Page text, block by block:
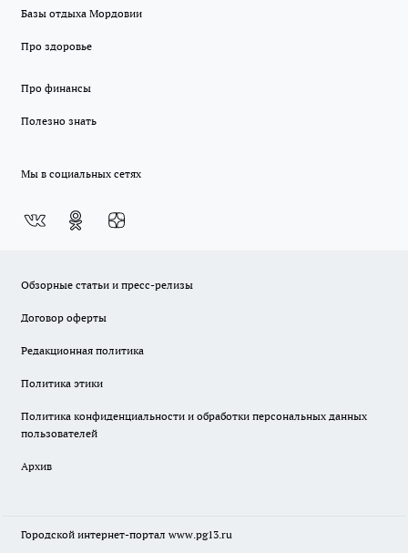
Базы отдыха Мордовии
Про здоровье
Про финансы
Полезно знать
Мы в социальных сетях
Обзорные статьи и пресс-релизы
Договор оферты
Редакционная политика
Политика этики
Политика конфиденциальности и обработки персональных данных
пользователей
Архив
Городской интернет-портал www.pg13.ru